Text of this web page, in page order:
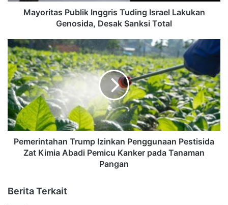
Mayoritas Publik Inggris Tuding Israel Lakukan
Genosida, Desak Sanksi Total
Pemerintahan Trump Izinkan Penggunaan Pestisida
Zat Kimia Abadi Pemicu Kanker pada Tanaman
Pangan
Berita Terkait